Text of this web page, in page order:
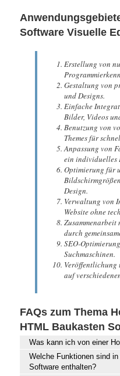
Software Visuelle
Erstellung von
Gestaltung von
und Designs.
Einfache
Bilder, Videos
Benutzung von
Themes für
Anpassung von
ein individuelles
Optimierung für
Design.
Verwaltung von
Website ohne
Zusammenarbeit
durch
SEO-
Suchmaschinen.
Veröffentlichung
auf
FAQs zum Thema
HTML Baukasten
Was kann ich von einer
Welche Funktionen sind
Software enthalten?